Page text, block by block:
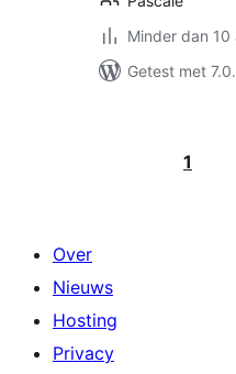
Minder dan
Getest met
paginering
1
Over
Nieuws
Hosting
Privacy